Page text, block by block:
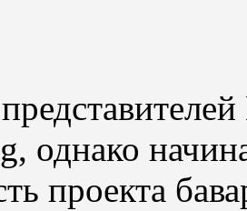
однако
проекта